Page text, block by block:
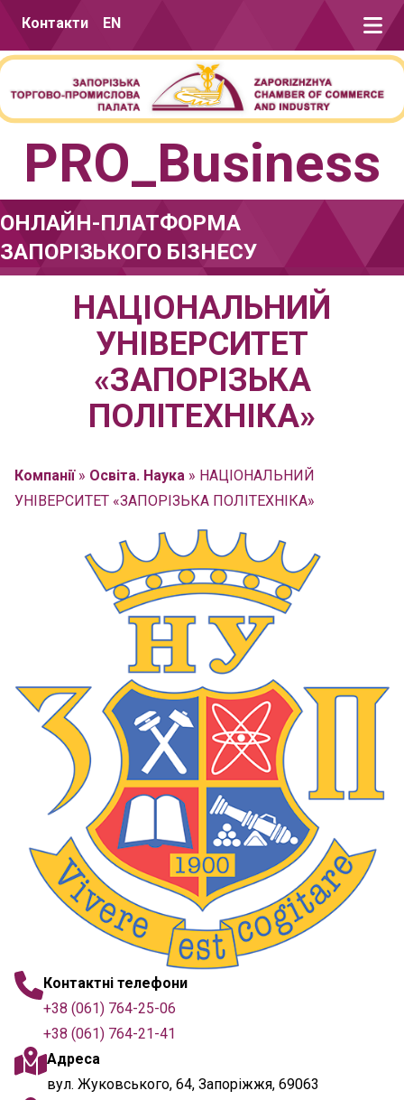
Контакти EN
PRO_Business
ОНЛАЙН-ПЛАТФОРМА
ЗАПОРІЗЬКОГО БІЗНЕСУ
НАЦІОНАЛЬНИЙ
УНІВЕРСИТЕТ
«ЗАПОРІЗЬКА
ПОЛІТЕХНІКА»
Компанії» Освіта. Наука » НАЦІОНАЛЬНИЙ
УНІВЕРСИТЕТ «ЗАПОРІЗЬКА ПОЛІТЕХНІКА»
Контактні телефони
+38 (061) 764-25-06
+38 (061) 764-21-41
Адреса
вул. Жуковського, 64, Запоріжжя, 69063